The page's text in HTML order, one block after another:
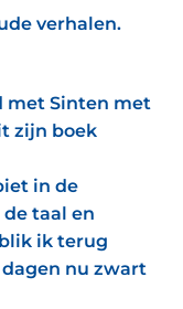
verhalen.
met Sinten met
zijn boek
in de
taal en
ik terug
nu zwart